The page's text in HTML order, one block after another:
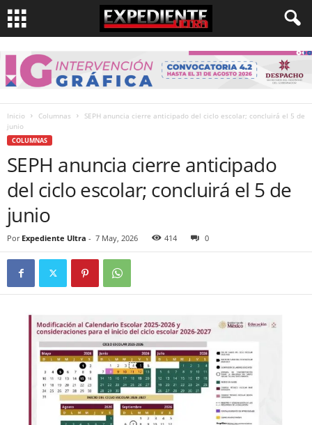
Inicio Columnas
SEPH anuncia cierre anticipado del ciclo escolar; concluirá el 5 de
junio
COLUMNAS
SEPH anuncia cierre anticipado
del ciclo escolar; concluirá el 5 de
junio
Por Expediente Ultra - 7 May, 2026 414 0